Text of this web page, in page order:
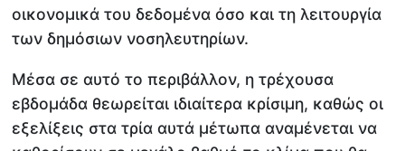
οικονομικά του δεδομένα όσο και τη λειτουργία
των δημόσιων νοσηλευτηρίων.
Μέσα σε αυτό το περιβάλλον, η τρέχουσα
εβδομάδα θεωρείται ιδιαίτερα κρίσιμη, καθώς οι
εξελίξεις στα τρία αυτά μέτωπα αναμένεται να